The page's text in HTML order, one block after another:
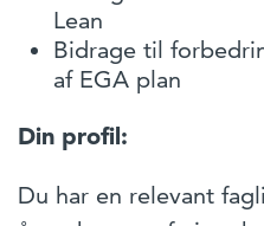
Lean
Bidrage til
af EGA plan
Din profil:
Du har en relevant